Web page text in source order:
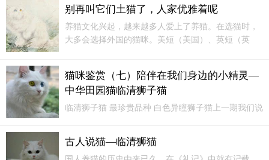
以不能让猫吃得太多。有的海鲜还会引发猫的皮肤发炎，在饲喂
前先让猫少量食用，没有反应后才适量给予。
界的小天使。
别再叫它们土猫了，人家优雅着呢
养猫文化兴起，越来越多人爱上了养猫。在选猫时，
大多会选择外国的猫咪。美短（美国）、英短（英
这几个...
猫咪鉴赏（七）陪伴在我们身边的小精灵—
中华田园猫临清狮子猫
临清狮子猫 最珍贵品种 白色异瞳狮子猫上一期我们说
Linqing Lion Cat）别称：山东狮子猫，俗称狮猫、临
古人说猫—临清狮猫